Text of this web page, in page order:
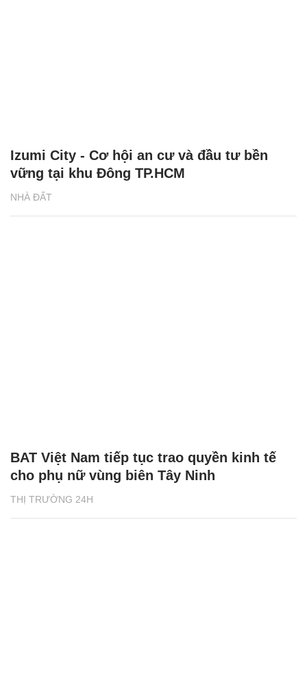
NHÀ ĐẤT
Izumi City - Cơ hội an cư và đầu tư bền
vững tại khu Đông TP.HCM
THỊ TRƯỜNG 24H
BAT Việt Nam tiếp tục trao quyền kinh tế
cho phụ nữ vùng biên Tây Ninh